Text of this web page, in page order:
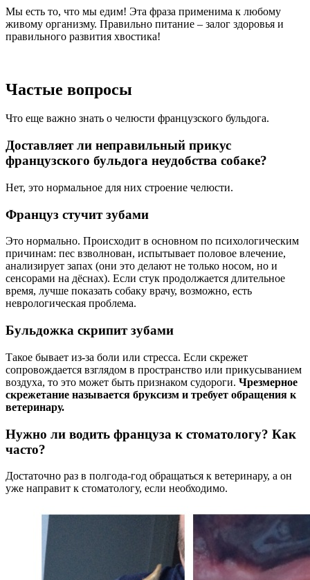
Мы есть то, что мы едим! Эта фраза применима к любому
живому организму. Правильно питание – залог здоровья и
правильного развития хвостика!
Частые вопросы
Что еще важно знать о челюсти французского бульдога.
Доставляет ли неправильный прикус
французского бульдога неудобства собаке?
Нет, это нормальное для них строение челюсти.
Француз стучит зубами
Это нормально. Происходит в основном по психологическим
причинам: пес взволнован, испытывает половое влечение,
анализирует запах (они это делают не только носом, но и
сенсорами на дёснах). Если стук продолжается длительное
время, лучше показать собаку врачу, возможно, есть
неврологическая проблема.
Бульдожка скрипит зубами
Такое бывает из-за боли или стресса. Если скрежет
сопровождается взглядом в пространство или прикусыванием
воздуха, то это может быть признаком судороги. Чрезмерное
скрежетание называется бруксизм и требует обращения к
ветеринару.
Нужно ли водить француза к стоматологу? Как
часто?
Достаточно раз в полгода-год обращаться к ветеринару, а он
уже направит к стоматологу, если необходимо.